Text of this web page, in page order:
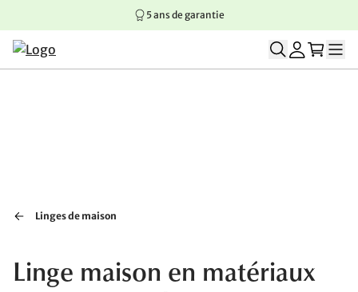
Aller au contenu principal
Aller à la navigation principale
Aller au pied de page
5 ans de garantie
Linges de maison
Linge maison en matériaux